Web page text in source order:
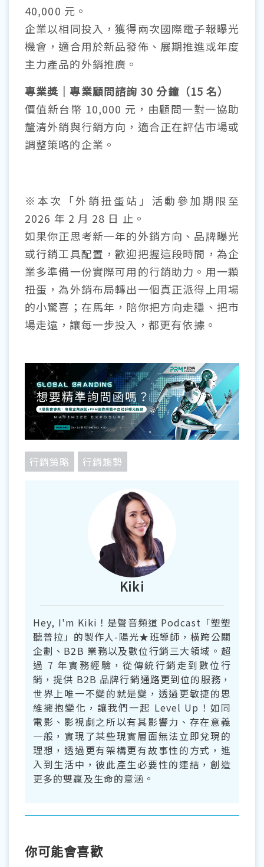
40,000 元。
企業以相同投入，獲得兩次國際電子報曝光
機會，適合用於新品發佈、展期推進或年度
主力產品的外銷推廣。
專業獎｜專業顧問諮詢 30 分鐘（15 名）
價值新台幣 10,000 元，由顧問一對一協助
釐清外銷與行銷方向，適合正在評估市場或
調整策略的企業。
※本次「外銷扭蛋站」活動參加期限至
2026 年 2 月 28 日 止。
如果你正思考新一年的外銷方向、品牌曝光
或行銷工具配置，歡迎把握這段時間，為企
業多準備一份實際可用的行銷助力。用一顆
扭蛋，為外銷布局轉出一個真正派得上用場
的小驚喜；在馬年，陪你把方向走穩、把市
場走遠，讓每一步投入，都更有依據。
行銷策略 行銷趨勢
Kiki
Hey, I'm Kiki！是聲音頻道 Podcast「塑塑
聽普拉」的製作人-陽光★班導師，橫跨公關
企劃、B2B 業務以及數位行銷三大領域。超
過 7 年實務經驗，從傳統行銷走到數位行
銷，提供 B2B 品牌行銷通路更到位的服務，
世界上唯一不變的就是變，透過更敏捷的思
維擁抱變化，讓我們一起 Level Up！如同
電影、影視劇之所以有其影響力、存在意義
一般，實現了某些現實層面無法立即兌現的
理想，透過更有架構更有故事性的方式，進
入到生活中，彼此產生必要性的連結，創造
更多的雙贏及生命的意涵。
你可能會喜歡